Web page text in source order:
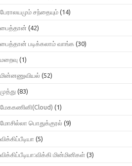
பேராலயமும் சந்தையும் (14)
பைத்தான் (42)
பைத்தான் படிக்கலாம் வாங்க (30)
மறைவு (1)
மின்னணுவியல் (52)
முத்து (83)
மேககணினி(Cloud) (1)
மோசில்லா பொதுக்குரல் (9)
விக்கிப்பீடியா (5)
விக்கிப்பீடியா:விக்கி மின்மினிகள் (3)